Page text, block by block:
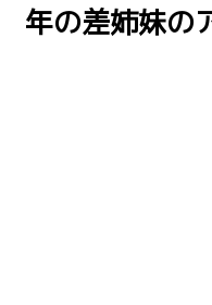
年の差姉妹の